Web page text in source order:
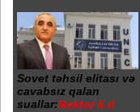
Sovet təhsil elitası və
cavabsız qalan
suallar:Rektor 6 il